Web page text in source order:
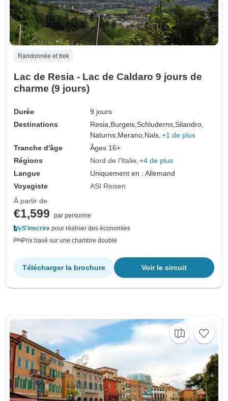
Randonnée et trek
Lac de Resia - Lac de Caldaro 9 jours de
charme (9 jours)
Durée
9 jours
Destinations
Resia, Burgeis,Schluderns,Silandro,
Naturns, Merano, Nals, +1 de plus
Tranche d'âge
Âges 16+
Régions
Nord de l'Italie +4 de plus
Langue
Uniquement en : Allemand
Voyagiste
ASI Reisen
À partir de
€1,599
par personne
S'inscrire pour réaliser des économies
Prix basé sur une chambre double
Voir le circuit
Télécharger la brochure